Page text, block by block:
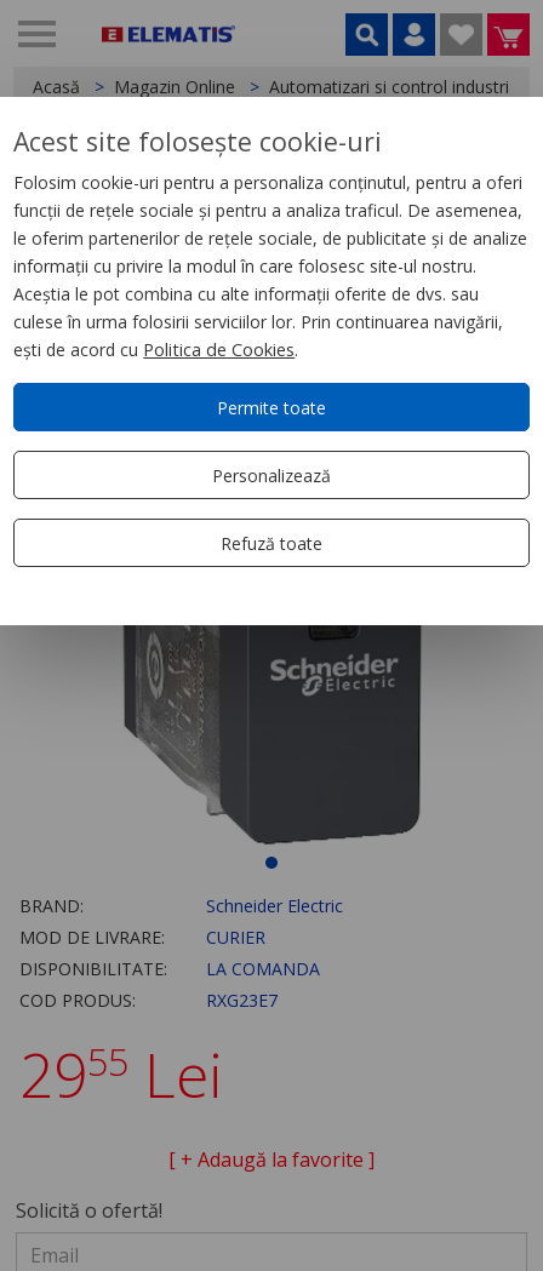
Acasă Magazin Online Automatizari si control industrial
< Relee
Releu Ambrosabil de Interfata,
Zelio Rxg, 2 C/O Standard, 48 V
Ca, 5 A, cu Led
BRAND:
Schneider Electric
MOD DE LIVRARE:
CURIER
DISPONIBILITATE:
LA COMANDA
COD PRODUS:
RXG23E7
2955 Lei
[ + Adaugă la favorite ]
Solicită o ofertă!
Acest site folosește cookie-uri
Folosim cookie-uri pentru a personaliza conținutul, pentru a oferi
funcții de rețele sociale și pentru a analiza traficul. De asemenea,
le oferim partenerilor de rețele sociale, de publicitate și de analize
informații cu privire la modul în care folosesc site-ul nostru.
Aceștia le pot combina cu alte informații oferite de dvs. sau
culese în urma folosirii serviciilor lor. Prin continuarea navigării,
ești de acord cu Politica de Cookies.
Permite toate
Personalizează
Refuză toate